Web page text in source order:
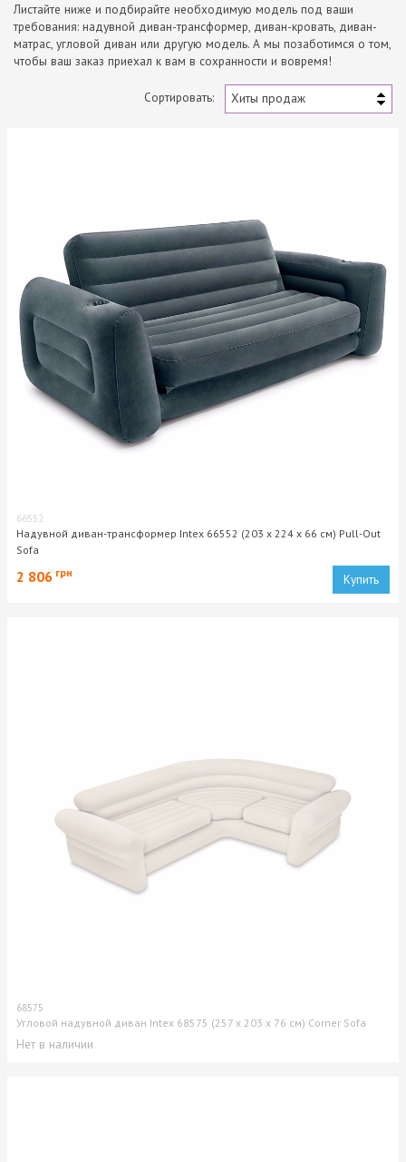
Листайте ниже и подбирайте необходимую модель под ваши
требования: надувной диван-трансформер, диван-кровать, диван-
матрас, угловой диван или другую модель. А мы позаботимся о том,
чтобы ваш заказ приехал к вам в сохранности и вовремя!
Сортировать: Хиты продаж
66552
Надувной диван-трансформер Intex 66552 (203 x 224 x 66 см) Pull-Out
Sofa
2 806 грн Купить
68575
Угловой надувной диван Intex 68575 (257 x 203 x 76 см) Corner Sofa
Нет в наличии